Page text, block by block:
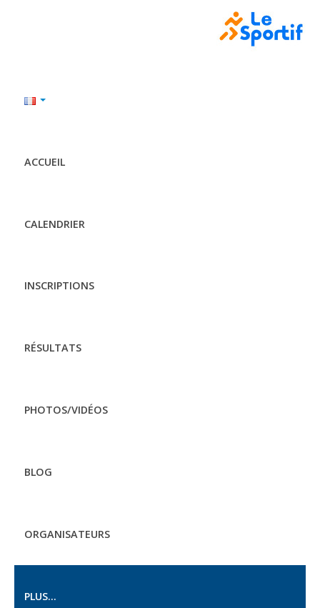
ACCUEIL
CALENDRIER
INSCRIPTIONS
RÉSULTATS
PHOTOS/VIDÉOS
BLOG
ORGANISATEURS
PLUS...